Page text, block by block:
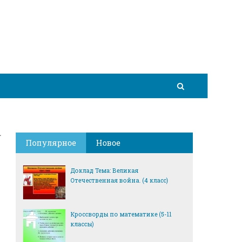
Популярное Новое
Доклад Тема: Великая
Отечественная война. (4 класс)
Кроссворды по математике (5-11
классы)